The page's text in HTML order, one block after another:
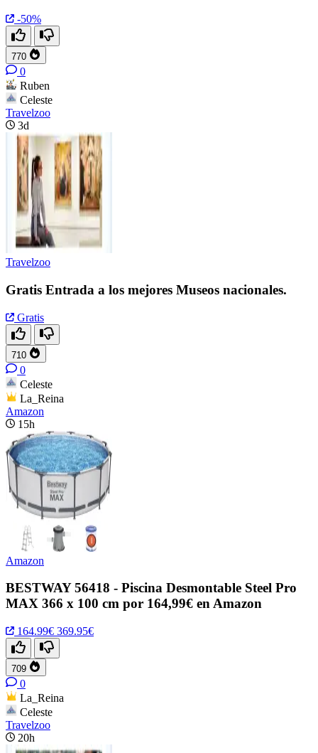
-50%
770
0
Ruben
Celeste
Travelzoo
3d
Travelzoo
Gratis Entrada a los mejores Museos nacionales.
Gratis
710
0
Celeste
La_Reina
Amazon
15h
Amazon
BESTWAY 56418 - Piscina Desmontable Steel Pro
MAX 366 x 100 cm por 164,99€ en Amazon
164.99€ 369.95€
709
0
La_Reina
Celeste
Travelzoo
20h